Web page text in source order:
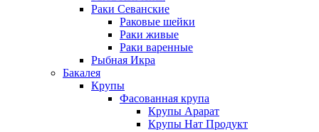
Раки Севанские
Раковые шейки
Раки живые
Раки варенные
Рыбная Икра
Бакалея
Крупы
Фасованная крупа
Крупы Арарат
Крупы Нат Продукт